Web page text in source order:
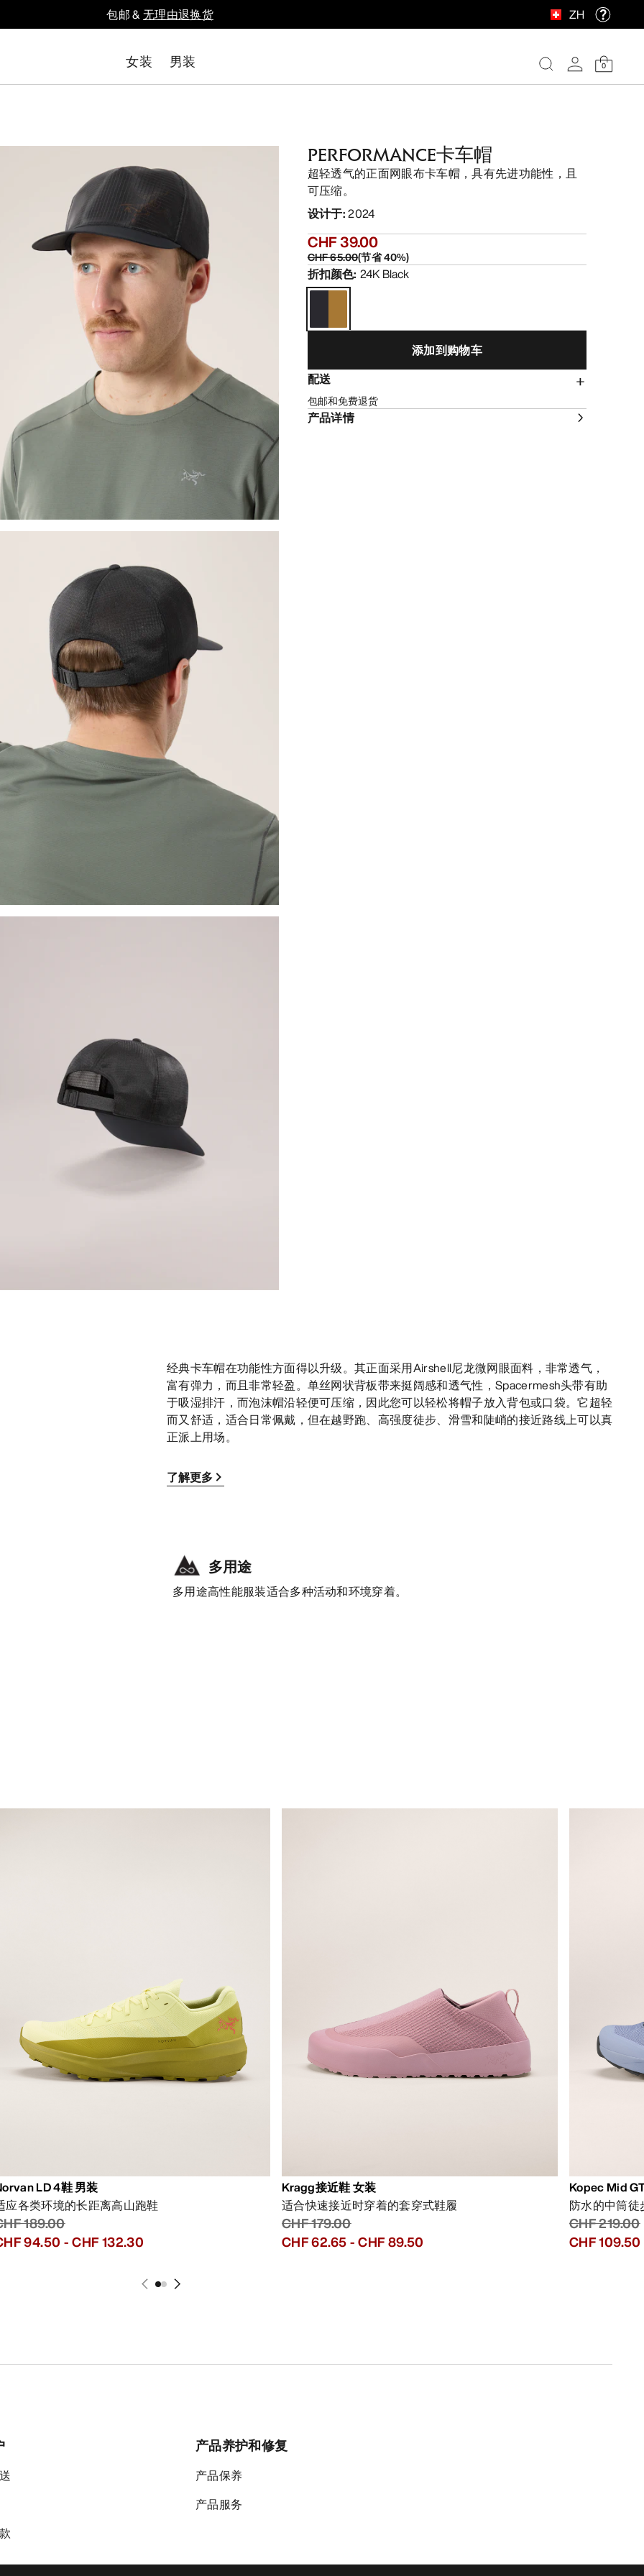
包邮 &无理由退换货 ZH
女装 男装 0
PERFORMANCE卡车帽
超轻透气的正面网眼布卡车帽，具有先进功能性，且
可压缩。
设计于:2024
CHF 39.00
CHF 65.00(节省40%)
折扣颜色: 24K Black
添加到购物车
配送
包邮和免费退货
产品详情
经典卡车帽在功能性方面得以升级。其正面采用Airshell尼龙微网眼面料，非常透气，
富有弹力，而且非常轻盈。单丝网状背板带来挺阔感和透气性，Spacermesh头带有助
于吸湿排汗，而泡沫帽沿轻便可压缩，因此您可以轻松将帽子放入背包或口袋。它超轻
而又舒适，适合日常佩戴，但在越野跑、高强度徒步、滑雪和陡峭的接近路线上可以真
正派上用场。
了解更多
多用途
多用途高性能服装适合多种活动和环境穿着。
LD 4鞋 男装
应各类环境的长距离高山跑鞋
189.00
94.50 -CHF 132.30
Kragg接近鞋 女装
适合快速接近时穿着的套穿式鞋履
CHF 179.00
CHF 62.65-CHF 89.50
Kopec Mid
防水的中筒
CHF 219.00
CHF 109.50
产品养护和修复
产品保养
产品服务